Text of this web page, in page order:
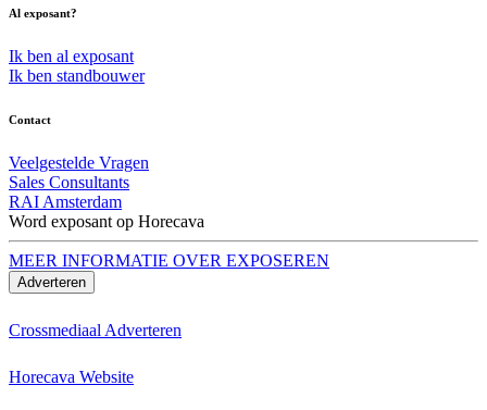
Al exposant?
Ik ben al exposant
Ik ben standbouwer
Contact
Veelgestelde Vragen
Sales Consultants
RAI Amsterdam
Word exposant op Horecava
MEER INFORMATIE OVER EXPOSEREN
Adverteren
Crossmediaal Adverteren
Horecava Website